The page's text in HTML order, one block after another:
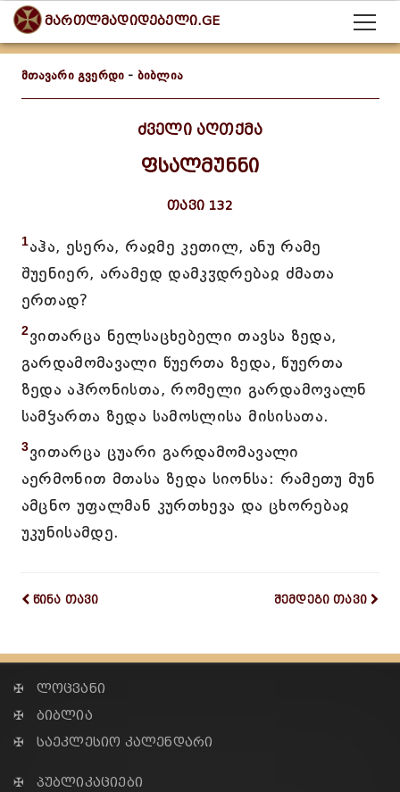
მართლმადიდებელი.GE
მთავარი გვერდი - ბიბლია
ძველი აღთქმა
ფსალმუნნი
თავი 132
1აჰა, ესერა, რაჲმე კეთილ, ანუ რამე
შუენიერ, არამედ დამკჳდრებაჲ ძმათა
ერთად?
2ვითარცა ნელსაცხებელი თავსა ზედა,
გარდამომავალი წუერთა ზედა, წუერთა
ზედა აჰრონისთა, რომელი გარდამოვალნ
სამჴართა ზედა სამოსლისა მისისათა.
3ვითარცა ცუარი გარდამომავალი
აერმონით მთასა ზედა სიონსა: რამეთუ მუნ
ამცნო უფალმან კურთხევა და ცხორებაჲ
უკუნისამდე.
წინა თავი შემდეგი თავი
✠ ლოცვანი
✠ ბიბლია
✠ საეკლესიო კალენდარი
✠ პუბლიკაციები